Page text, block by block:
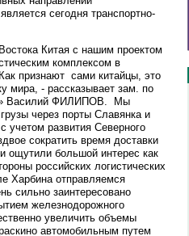
сегодня транспортно-
Китая с нашим проектом
комплексом в
признают сами китайцы, это
мира, - рассказывает зам. по
Василий ФИЛИПОВ. Мы
через порты Славянка и
развития Северного
сократить время доставки
ощутили большой интерес как
российских логистических
Харбина отправляемся
сильно заинтересовано
железнодорожного
увеличить объемы
автомобильным путем